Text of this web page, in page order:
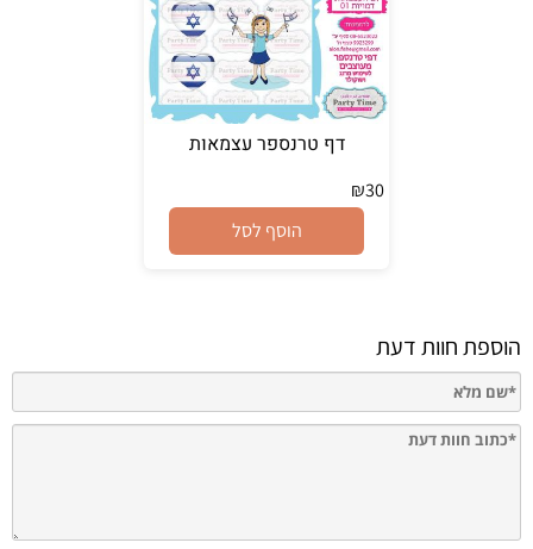
דף טרנספר עצמאות
₪30
הוסף לסל
הוספת חוות דעת